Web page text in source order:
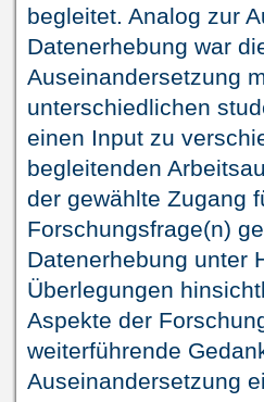
begleitet. Analog zur
Datenerhebung war
Auseinandersetzung
unterschiedlichen
einen Input zu
begleitenden
der gewählte Zugang
Forschungsfrage(n)
Datenerhebung unter
Überlegungen
Aspekte der
weiterführende
Auseinandersetzung